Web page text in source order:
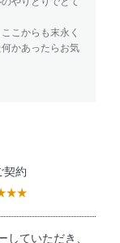
こからも末永く
かあったらお気
契約
ていただき、